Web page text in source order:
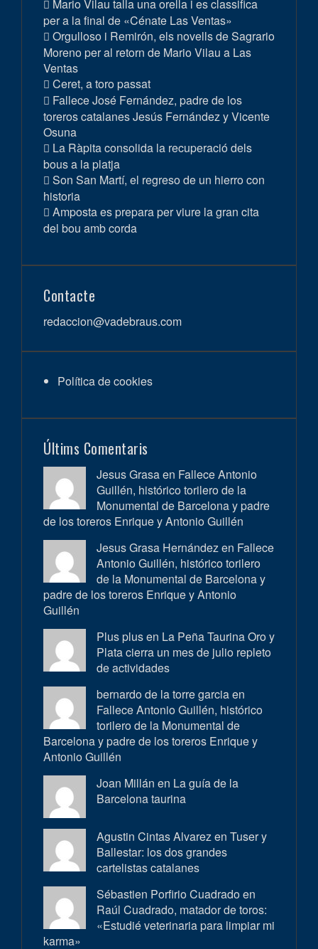
Mario Vilau talla una orella i es classifica
per a la final de «Cénate Las Ventas»
Orgulloso i Remirón, els novells de Sagrario
Moreno per al retorn de Mario Vilau a Las
Ventas
Ceret, a toro passat
Fallece José Fernández, padre de los
toreros catalanes Jesús Fernández y Vicente
Osuna
La Ràpita consolida la recuperació dels
bous a la platja
Son San Martí, el regreso de un hierro con
historia
Amposta es prepara per viure la gran cita
del bou amb corda
Contacte
redaccion@vadebraus.com
Política de cookies
Últims Comentaris
Jesus Grasa en Fallece Antonio
Guillén, histórico torilero de la
Monumental de Barcelona y padre
de los toreros Enrique y Antonio Guillén
Jesus Grasa Hernández en Fallece
Antonio Guillén, histórico torilero
de la Monumental de Barcelona y
padre de los toreros Enrique y Antonio
Guillén
Plus plus en La Peña Taurina Oro y
Plata cierra un mes de julio repleto
de actividades
bernardo de la torre garcia en
Fallece Antonio Guillén, histórico
torilero de la Monumental de
Barcelona y padre de los toreros Enrique y
Antonio Guillén
Joan Millán en La guía de la
Barcelona taurina
Agustin Cintas Alvarez en Tuser y
Ballestar: los dos grandes
cartelistas catalanes
Sébastien Porfirio Cuadrado en
Raúl Cuadrado, matador de toros:
«Estudié veterinaria para limpiar mi
karma»